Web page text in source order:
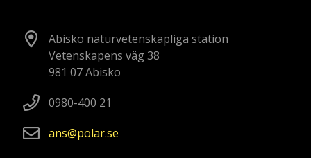
Abisko naturvetenskapliga station
Vetenskapens väg 38
981 07 Abisko
0980-400 21
ans
polarse